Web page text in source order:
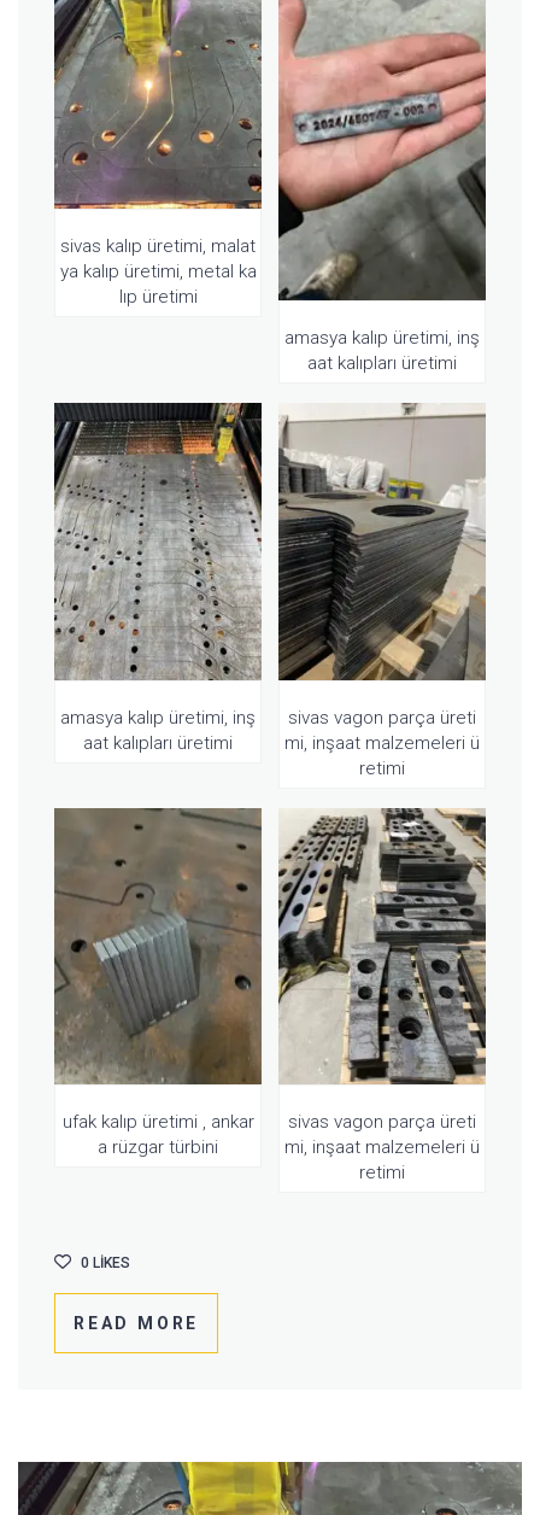
sivas kalıp üretimi, malat
ya kalıp üretimi, metal ka
lıp üretimi
amasya kalıp üretimi, inş
aat kalıpları üretimi
amasya kalıp üretimi, inş
aat kalıpları üretimi
sivas vagon parça üreti
mi, inşaat malzemeleri ü
retimi
ufak kalıp üretimi , ankar
a rüzgar türbini
sivas vagon parça üreti
mi, inşaat malzemeleri ü
retimi
READ MORE
0 LIKES